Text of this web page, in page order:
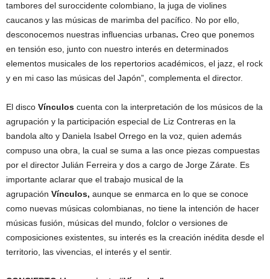
tambores del suroccidente colombiano, la juga de violines
caucanos y las músicas de marimba del pacífico. No por ello,
desconocemos nuestras influencias urbanas. Creo que ponemos
en tensión eso, junto con nuestro interés en determinados
elementos musicales de los repertorios académicos, el jazz, el rock
y en mi caso las músicas del Japón”, complementa el director.
El disco Vínculos cuenta con la interpretación de los músicos de la
agrupación y la participación especial de Liz Contreras en la
bandola alto y Daniela Isabel Orrego en la voz, quien además
compuso una obra, la cual se suma a las once piezas compuestas
por el director Julián Ferreira y dos a cargo de Jorge Zárate. Es
importante aclarar que el trabajo musical de la
agrupación Vínculos, aunque se enmarca en lo que se conoce
como nuevas músicas colombianas, no tiene la intención de hacer
músicas fusión, músicas del mundo, folclor o versiones de
composiciones existentes, su interés es la creación inédita desde el
territorio, las vivencias, el interés y el sentir.